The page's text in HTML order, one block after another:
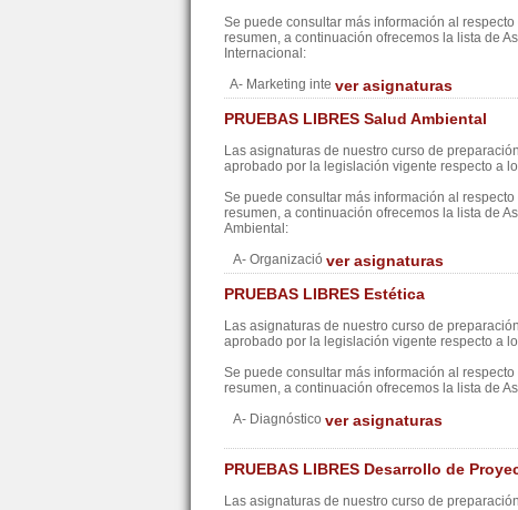
Se puede consultar más información al
resumen, a continuación ofrecemos la lista de
Internacional:
A- Marketing inte ver asignaturas
PRUEBAS LIBRES Salud Ambiental
Las asignaturas de nuestro curso de
aprobado por la legislación vigente respecto a
Se puede consultar más información al
resumen, a continuación ofrecemos la lista de
Ambiental:
A- Organizació ver asignaturas
PRUEBAS LIBRES Estética
Las asignaturas de nuestro curso de
aprobado por la legislación vigente respecto a
Se puede consultar más información al
resumen, a continuación ofrecemos la lista de
A- Diagnóstico ver asignaturas
PRUEBAS LIBRES Desarrollo de
Las asignaturas de nuestro curso de